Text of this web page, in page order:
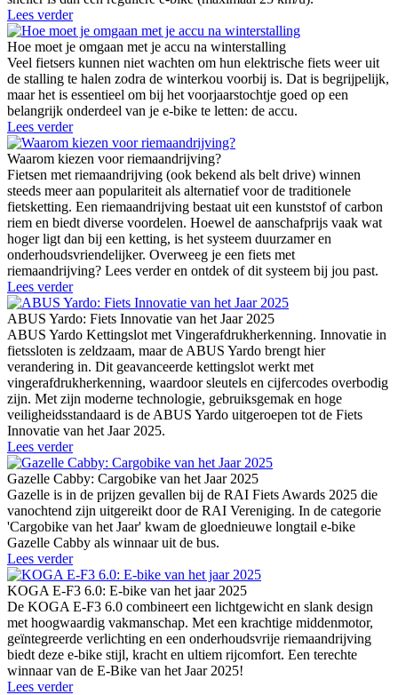
Lees verder
Hoe moet je omgaan met je accu na winterstalling
Veel fietsers kunnen niet wachten om hun elektrische fiets weer uit
de stalling te halen zodra de winterkou voorbij is. Dat is begrijpelijk,
maar het is essentieel om bij het voorjaarstochtje goed op een
belangrijk onderdeel van je e-bike te letten: de accu.
Lees verder
Waarom kiezen voor riemaandrijving?
Fietsen met riemaandrijving (ook bekend als belt drive) winnen
steeds meer aan populariteit als alternatief voor de traditionele
fietsketting. Een riemaandrijving bestaat uit een kunststof of carbon
riem en biedt diverse voordelen. Hoewel de aanschafprijs vaak wat
hoger ligt dan bij een ketting, is het systeem duurzamer en
onderhoudsvriendelijker. Overweeg je een fiets met
riemaandrijving? Lees verder en ontdek of dit systeem bij jou past.
Lees verder
ABUS Yardo: Fiets Innovatie van het Jaar 2025
ABUS Yardo Kettingslot met Vingerafdrukherkenning. Innovatie in
fietssloten is zeldzaam, maar de ABUS Yardo brengt hier
verandering in. Dit geavanceerde kettingslot werkt met
vingerafdrukherkenning, waardoor sleutels en cijfercodes overbodig
zijn. Met zijn moderne technologie, gebruiksgemak en hoge
veiligheidsstandaard is de ABUS Yardo uitgeroepen tot de Fiets
Innovatie van het Jaar 2025.
Lees verder
Gazelle Cabby: Cargobike van het Jaar 2025
Gazelle is in de prijzen gevallen bij de RAI Fiets Awards 2025 die
vanochtend zijn uitgereikt door de RAI Vereniging. In de categorie
'Cargobike van het Jaar' kwam de gloednieuwe longtail e-bike
Gazelle Cabby als winnaar uit de bus.
Lees verder
KOGA E-F3 6.0: E-bike van het jaar 2025
De KOGA E-F3 6.0 combineert een lichtgewicht en slank design
met hoogwaardig vakmanschap. Met een krachtige middenmotor,
geïntegreerde verlichting en een onderhoudsvrije riemaandrijving
biedt deze e-bike stijl, kracht en ultiem rijcomfort. Een terechte
winnaar van de E-Bike van het Jaar 2025!
Lees verder